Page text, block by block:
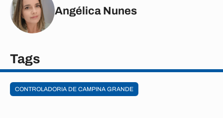
Angélica Nunes
Tags
CONTROLADORIA DE CAMPINA GRANDE